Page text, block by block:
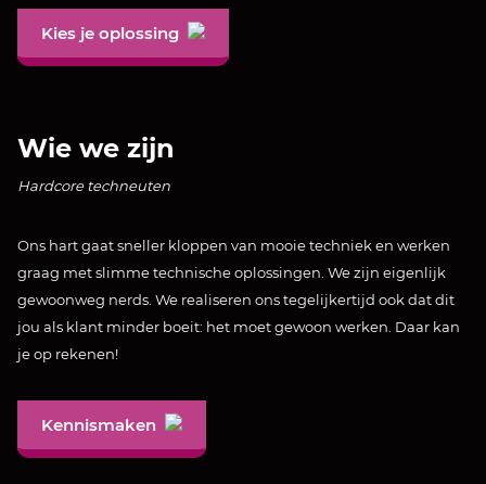
Kies je oplossing
Wie we zijn
Hardcore techneuten
Ons hart gaat sneller kloppen van mooie techniek en werken
graag met slimme technische oplossingen. We zijn eigenlijk
gewoonweg nerds. We realiseren ons tegelijkertijd ook dat dit
jou als klant minder boeit: het moet gewoon werken. Daar kan
je op rekenen!
Kennismaken